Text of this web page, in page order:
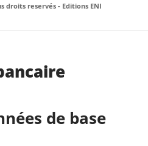
droits reservés - Editions ENI
de base